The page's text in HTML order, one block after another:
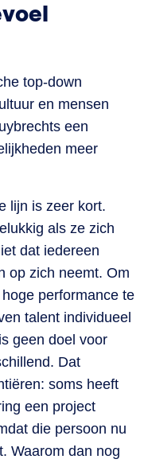
top-down
en mensen
een
meer
lijn is zeer kort.
als ze zich
dat iedereen
op zich neemt. Om
performance te
talent individueel
geen doel voor
Dat
soms heeft
een project
die persoon nu
Waarom dan nog